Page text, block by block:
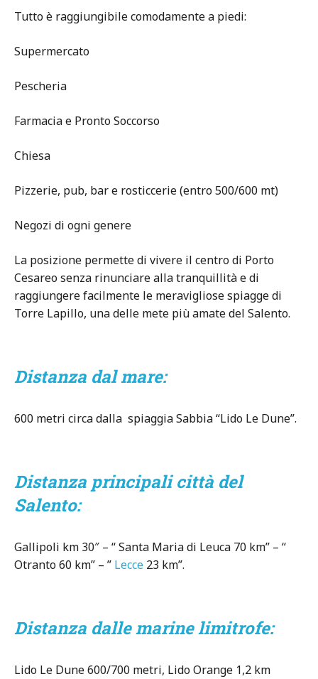
Tutto è raggiungibile comodamente a piedi:
Supermercato
Pescheria
Farmacia e Pronto Soccorso
Chiesa
Pizzerie, pub, bar e rosticcerie (entro 500/600 mt)
Negozi di ogni genere
La posizione permette di vivere il centro di Porto
Cesareo senza rinunciare alla tranquillità e di
raggiungere facilmente le meravigliose spiagge di
Torre Lapillo, una delle mete più amate del Salento.
Distanza dal mare:
600 metri circa dalla spiaggia Sabbia “Lido Le Dune”.
Distanza principali città del
Salento:
Gallipoli km 30″ – “ Santa Maria di Leuca 70 km” – “
Otranto 60 km” – ” Lecce 23 km”.
Distanza dalle marine limitrofe:
Lido Le Dune 600/700 metri, Lido Orange 1,2 km